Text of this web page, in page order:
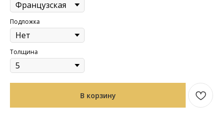
Подложка
Толщина
В корзину